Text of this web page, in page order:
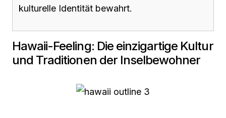
kulturelle Identität bewahrt.
Hawaii-Feeling: Die einzigartige Kultur
und Traditionen der Inselbewohner